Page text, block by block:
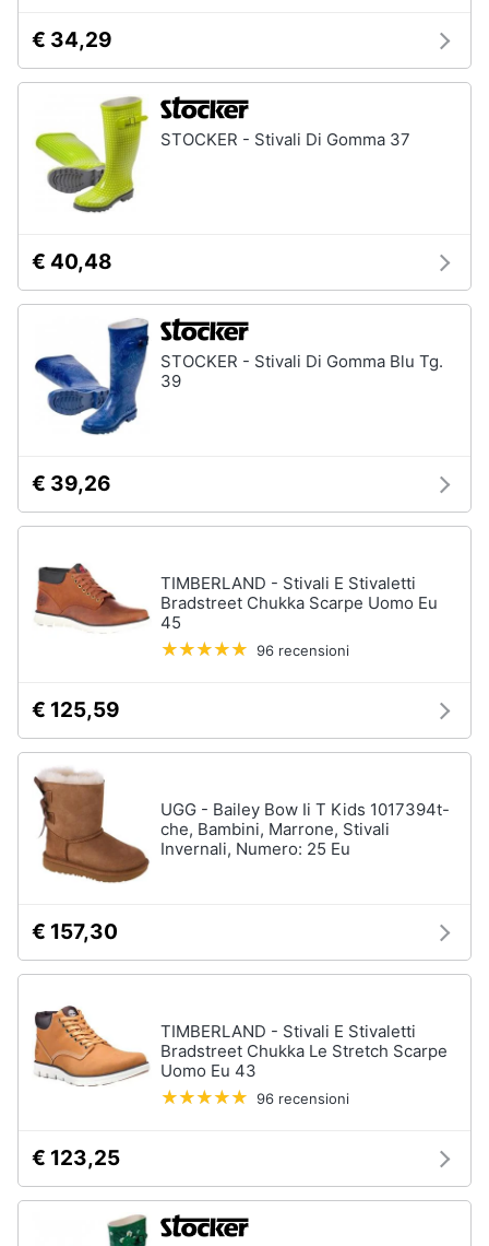
€ 34,29
STOCKER - Stivali Di Gomma 37
€ 40,48
STOCKER - Stivali Di Gomma Blu Tg.
39
€ 39,26
TIMBERLAND - Stivali E Stivaletti
Bradstreet Chukka Scarpe Uomo Eu
45
96 recensioni
€ 125,59
UGG - Bailey Bow Ii T Kids 1017394t-
che, Bambini, Marrone, Stivali
Invernali, Numero: 25 Eu
€ 157,30
TIMBERLAND - Stivali E Stivaletti
Bradstreet Chukka Le Stretch Scarpe
Uomo Eu 43
96 recensioni
€ 123,25